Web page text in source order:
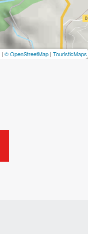
| © OpenStreetMap | TouristicMaps